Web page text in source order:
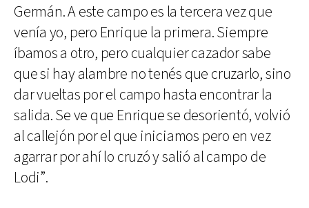
Germán. A este campo es la tercera vez que
venía yo, pero Enrique la primera. Siempre
íbamos a otro, pero cualquier cazador sabe
que si hay alambre no tenés que cruzarlo, sino
dar vueltas por el campo hasta encontrar la
salida. Se ve que Enrique se desorientó, volvió
al callejón por el que iniciamos pero en vez
agarrar por ahí lo cruzó y salió al campo de
Lodi”.